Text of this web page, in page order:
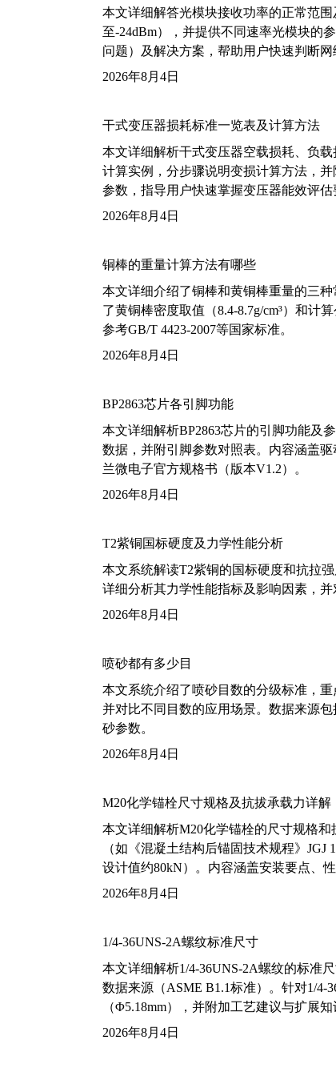
本文详细解答光模块接收功率的正常范
至-24dBm），并提供不同速率光模块的
问题）及解决方案，帮助用户快速判断网
2026年8月4日
干式变压器损耗标准一览表及计算方法
本文详细解析干式变压器空载损耗、负
计算实例，分步骤说明变损计算方法，
参数，指导用户快速掌握变压器能效评估
2026年8月4日
铜棒的重量计算方法有哪些
本文详细介绍了铜棒和黄铜棒重量的三
了黄铜棒密度取值（8.4-8.7g/cm³）和计
参考GB/T 4423-2007等国家标准。
2026年8月4日
BP2863芯片各引脚功能
本文详细解析BP2863芯片的引脚功能及
数据，并附引脚参数对照表。内容涵盖
兰微电子官方规格书（版本V1.2）。
2026年8月4日
T2紫铜国标硬度及力学性能分析
本文系统解读T2紫铜的国标硬度和抗拉
详细分析其力学性能指标及影响因素，
2026年8月4日
喷砂都有多少目
本文系统介绍了喷砂目数的分级标准，重
并对比不同目数的应用场景。数据来源
砂参数。
2026年8月4日
M20化学锚栓尺寸规格及抗拔承载力详解
本文详细解析M20化学锚栓的尺寸规格
（如《混凝土结构后锚固技术规程》
设计值约80kN）。内容涵盖安装要点、
2026年8月4日
1/4-36UNS-2A螺纹标准尺寸
本文详细解析1/4-36UNS-2A螺纹的标准
数据来源（ASME B1.1标准）。针对1/
（Φ5.18mm），并附加工艺建议与扩展知
2026年8月4日